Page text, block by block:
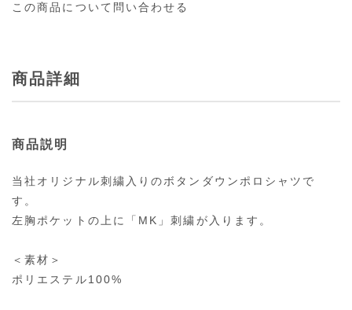
この商品について問い合わせる
商品詳細
商品説明
当社オリジナル刺繍入りのボタンダウンポロシャツで
す。
左胸ポケットの上に「MK」刺繍が入ります。
＜素材＞
ポリエステル100%